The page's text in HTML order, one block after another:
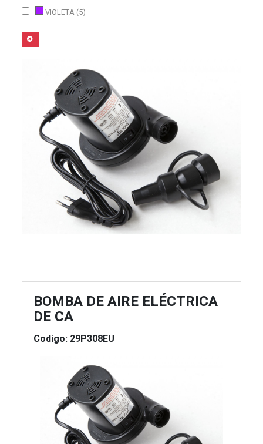
VIOLETA (5)
BOMBA DE AIRE ELÉCTRICA
DE CA
Codigo: 29P308EU